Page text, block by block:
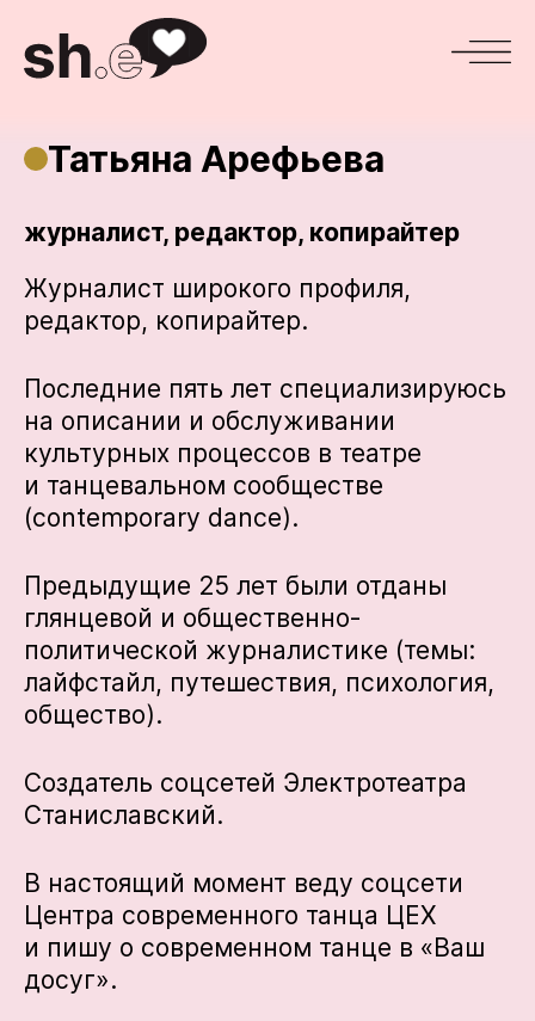
Татьяна Арефьева
журналист, редактор, копирайтер
Журналист широкого профиля,
редактор, копирайтер.
Последние пять лет специализируюсь
на описании и обслуживании
культурных процессов в театре
и танцевальном сообществе
(contemporary dance).
Предыдущие 25 лет были отданы
глянцевой и общественно-
политической журналистике (темы:
лайфстайл, путешествия, психология,
общество).
Создатель соцсетей Электротеатра
Станиславский.
В настоящий момент веду соцсети
Центра современного танца ЦЕХ
и пишу о современном танце в «Ваш
досуг».